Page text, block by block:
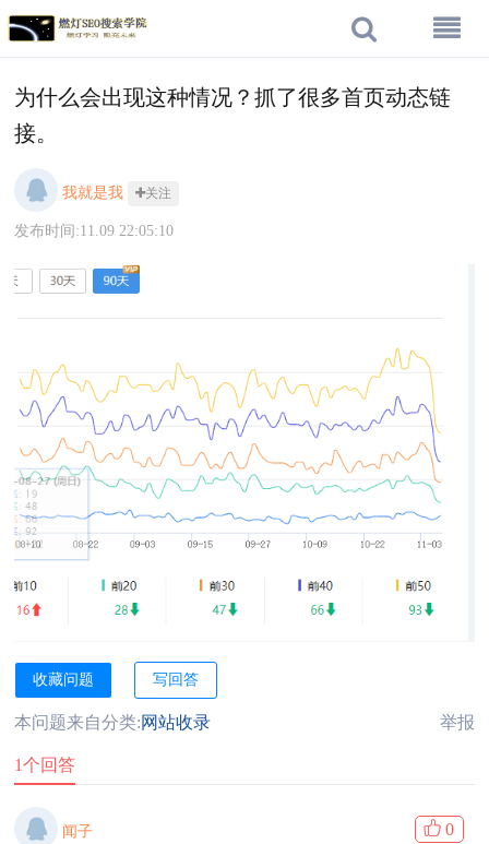
为什么会出现这种情况？抓了很多首页动态链
接。
我就是我 关注
发布时间:11.09 22:05:10
收藏问题 写回答
本问题来自分类:网站收录 举报
1个回答
闻子 0